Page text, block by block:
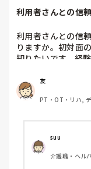
利用者さんとの信
利用者さんとの信
りますか。初対面
知りたいです。経
友
PT・OT・リハ,
suu
介護職・ヘル